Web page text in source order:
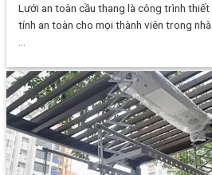
Lưới an toàn cầu thang là công trình thiết
tính an toàn cho mọi thành viên trong